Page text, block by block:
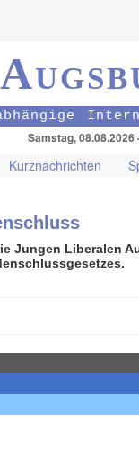
Samstag,
Kurznachrichten
Jungen Liberalen